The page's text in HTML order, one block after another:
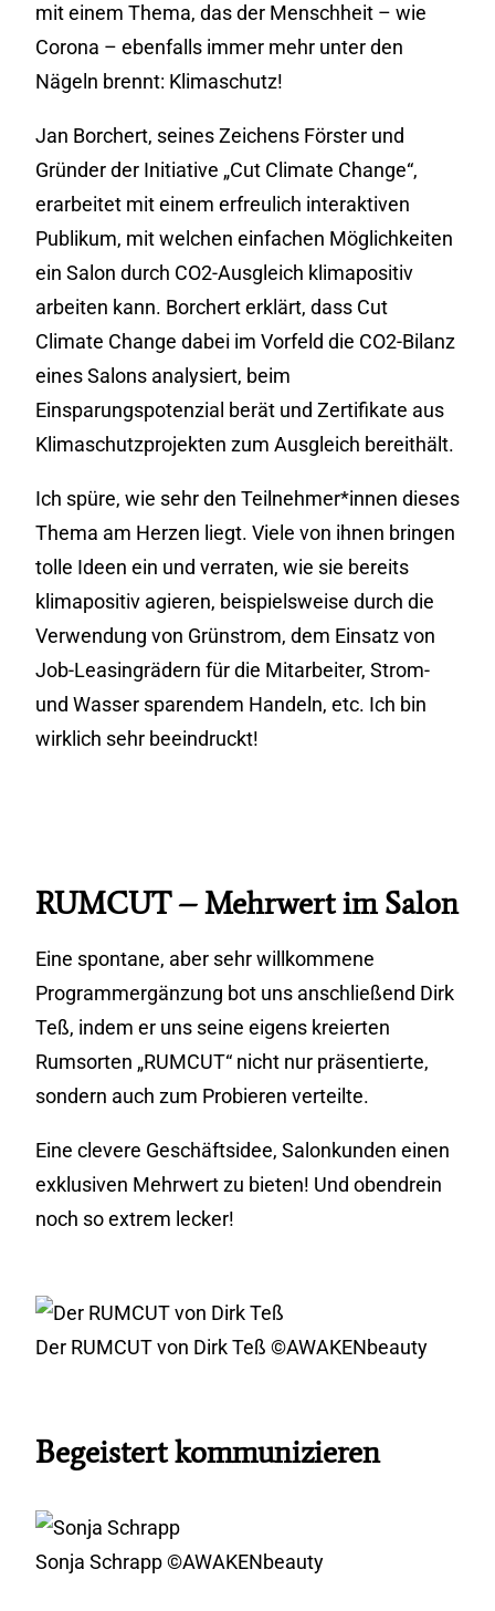
mit einem Thema, das der Menschheit – wie
Corona – ebenfalls immer mehr unter den
Nägeln brennt: Klimaschutz!
Jan Borchert, seines Zeichens Förster und
Gründer der Initiative „Cut Climate Change“,
erarbeitet mit einem erfreulich interaktiven
Publikum, mit welchen einfachen Möglichkeiten
ein Salon durch CO2-Ausgleich klimapositiv
arbeiten kann. Borchert erklärt, dass Cut
Climate Change dabei im Vorfeld die CO2-Bilanz
eines Salons analysiert, beim
Einsparungspotenzial berät und Zertifikate aus
Klimaschutzprojekten zum Ausgleich bereithält.
Ich spüre, wie sehr den Teilnehmer*innen dieses
Thema am Herzen liegt. Viele von ihnen bringen
tolle Ideen ein und verraten, wie sie bereits
klimapositiv agieren, beispielsweise durch die
Verwendung von Grünstrom, dem Einsatz von
Job-Leasingrädern für die Mitarbeiter, Strom-
und Wasser sparendem Handeln, etc. Ich bin
wirklich sehr beeindruckt!
RUMCUT – Mehrwert im Salon
Eine spontane, aber sehr willkommene
Programmergänzung bot uns anschließend Dirk
Teß, indem er uns seine eigens kreierten
Rumsorten „RUMCUT“ nicht nur präsentierte,
sondern auch zum Probieren verteilte.
Eine clevere Geschäftsidee, Salonkunden einen
exklusiven Mehrwert zu bieten! Und obendrein
noch so extrem lecker!
Der RUMCUT von Dirk Teß ©AWAKENbeauty
Begeistert kommunizieren
Sonja Schrapp ©AWAKENbeauty